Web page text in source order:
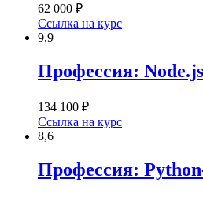
62 000 ₽
Ссылка на курс
9,9
Профессия:
134 100 ₽
Ссылка на курс
8,6
Профессия: